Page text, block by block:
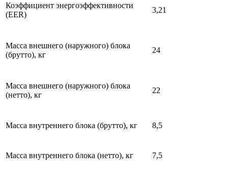
Коэффициент энергоэффективности
(EER)
3,21
Масса внешнего (наружного) блока
(брутто), кг
24
Масса внешнего (наружного) блока
(нетто), кг
22
Масса внутреннего блока (брутто), кг 8,5
Масса внутреннего блока (нетто), кг 7,5